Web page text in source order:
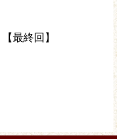
最終回】